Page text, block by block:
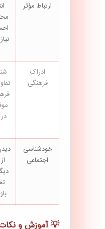
ارتباط مؤثر
ادراک
فرهنگی
خودشناسی
اجتماعی
💡 آموزش و